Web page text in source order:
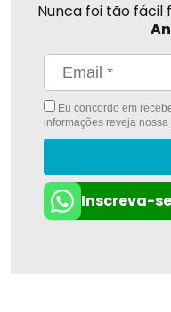
Nunca foi tão
Eu concordo em
informações reveja nossa
Inscreva-se